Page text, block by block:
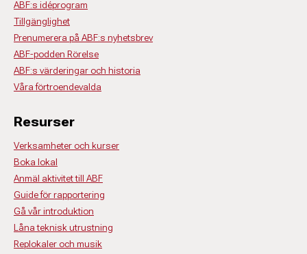
ABF:s idéprogram
Tillgänglighet
Prenumerera på ABF:s nyhetsbrev
ABF-podden Rörelse
ABF:s värderingar och historia
Våra förtroendevalda
Resurser
Verksamheter och kurser
Boka lokal
Anmäl aktivitet till ABF
Guide för rapportering
Gå vår introduktion
Låna teknisk utrustning
Replokaler och musik